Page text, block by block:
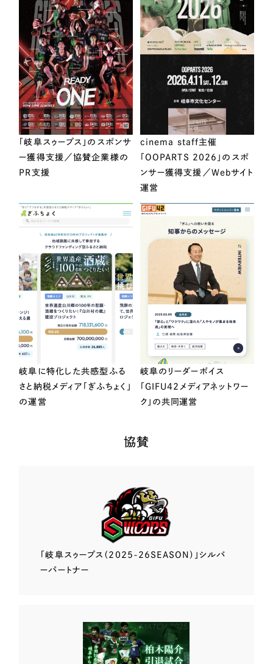
「岐阜スゥープス」のスポンサ
ー獲得支援／協賛企業様の
PR支援
cinema staff主催
「OOPARTS 2026」のスポ
ンサー獲得支援／Webサイト
運営
岐阜に特化した共感型ふる
さと納税メディア「ぎふちょく」
の運営
岐阜のリーダーボイス
「GIFU42メディアネットワー
ク」の共同運営
協賛
「岐阜スゥープス （2025-26SEASON）」 シルバ
ーパートナー